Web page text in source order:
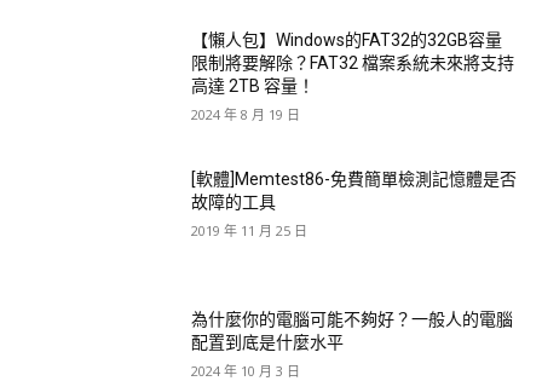
【懶人包】Windows的FAT32的32GB容量
限制將要解除？FAT32 檔案系統未來將支持
高達 2TB 容量！
2024 年 8 月 19 日
[軟體]Memtest86-免費簡單檢測記憶體是否
故障的工具
2019 年 11 月 25 日
為什麼你的電腦可能不夠好？一般人的電腦
配置到底是什麼水平
2024 年 10 月 3 日